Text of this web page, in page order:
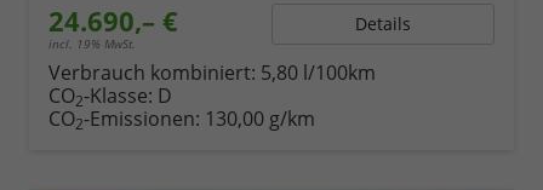
24.690,– €
incl. 19% MwSt.
Details
Verbrauch kombiniert: 5,80 l/100km
CO2-Klasse: D
CO2-Emissionen: 130,00 g/km